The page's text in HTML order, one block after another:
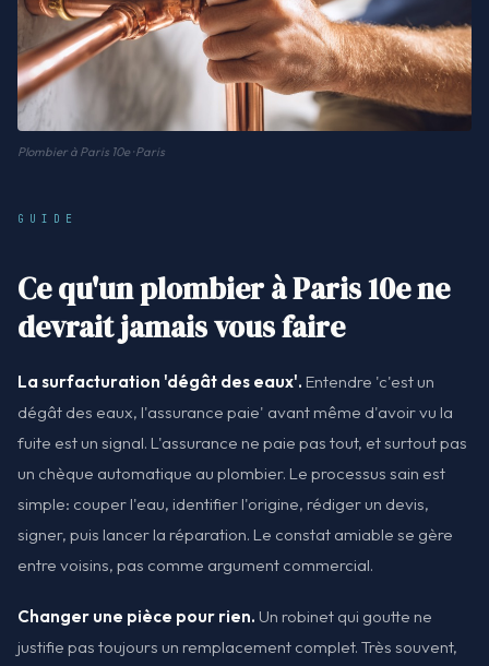
Plombier à Paris 10e · Paris
GUIDE
Ce qu'un plombier à Paris 10e ne
devrait jamais vous faire
La surfacturation 'dégât des eaux'. Entendre 'c'est un
dégât des eaux, l'assurance paie' avant même d'avoir vu la
fuite est un signal. L'assurance ne paie pas tout, et surtout pas
un chèque automatique au plombier. Le processus sain est
simple: couper l'eau, identifier l'origine, rédiger un devis,
signer, puis lancer la réparation. Le constat amiable se gère
entre voisins, pas comme argument commercial.
Changer une pièce pour rien. Un robinet qui goutte ne
justifie pas toujours un remplacement complet. Très souvent,